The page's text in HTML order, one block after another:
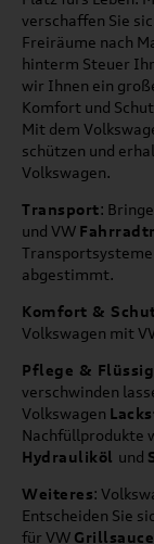
verschaffen Sie
Freiräume nach
hinterm Steuer
wir Ihnen ein
Komfort und
Mit dem
schützen und
Volkswagen.
Transport:
und VW
Transportsysteme
abgestimmt.
Komfort &
Volkswagen mit
Pflege &
verschwinden
Volkswagen
Nachfüllprodukte
Hydrauliköl und
Weiteres:
Entscheiden Sie
für VW